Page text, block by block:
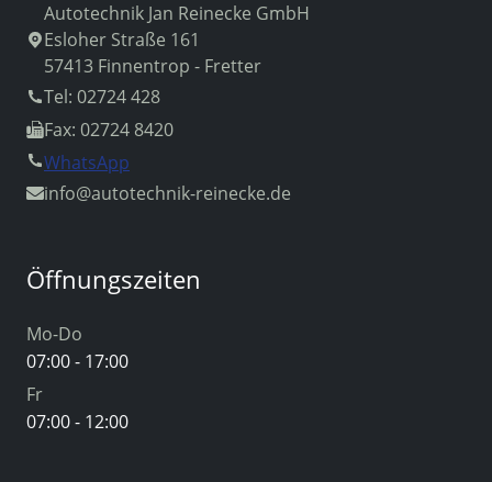
Autotechnik Jan Reinecke GmbH
Esloher Straße 161
57413 Finnentrop - Fretter
Tel: 02724 428
Fax: 02724 8420
WhatsApp
info@autotechnik-reinecke.de
Öffnungszeiten
Mo-Do
07:00 - 17:00
Fr
07:00 - 12:00